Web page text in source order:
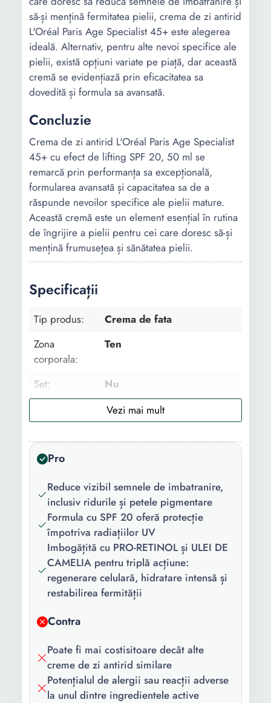
să-și mențină fermitatea pielii, crema de zi antirid
L'Oréal Paris Age Specialist 45+ este alegerea
ideală. Alternativ, pentru alte nevoi specifice ale
pielii, există opțiuni variate pe piață, dar această
cremă se evidențiază prin eficacitatea sa
dovedită și formula sa avansată.
Concluzie
Crema de zi antirid L'Oréal Paris Age Specialist
45+ cu efect de lifting SPF 20, 50 ml se
remarcă prin performanța sa excepțională,
formularea avansată și capacitatea sa de a
răspunde nevoilor specifice ale pielii mature.
Această cremă este un element esențial în rutina
de îngrijire a pielii pentru cei care doresc să-și
mențină frumusețea și sănătatea pielii.
Specificații
Tip produs:
Crema de fata
Zona
corporala:
Ten
Set:
Nu
Zi
Varsta:
Gama:
Age Specialist
Tipul de ten:
Cu imperfectiuni Matur
Protectie
solara:
20 SPF
Forma/Textura:
Crema
Proprietati:
Retinol
Continut
Cantitate: 50 ml
Pro
Reduce vizibil semnele de imbatranire,
inclusiv ridurile și petele pigmentare
Formula cu SPF 20 oferă protecție
împotriva radiațiilor UV
Imbogățită cu PRO-RETINOL și ULEI DE
CAMELIA pentru triplă acțiune:
regenerare celulară, hidratare intensă și
restabilirea fermității
Contra
Poate fi mai costisitoare decât alte
creme de zi antirid similare
Potențialul de alergii sau reacții adverse
la unul dintre ingredientele active